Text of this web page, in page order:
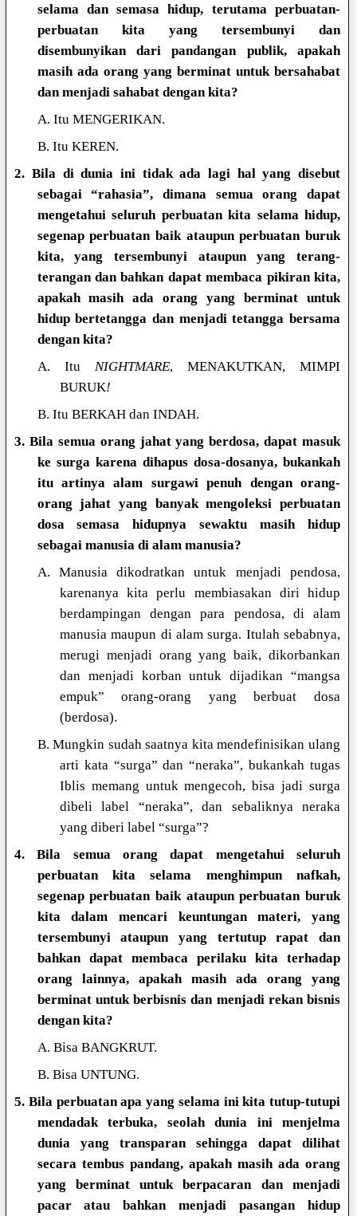
selama dan semasa hidup, terutama perbuatan-
perbuatan kita yang tersembunyi dan
disembunyikan dari pandangan publik, apakah
masih ada orang yang berminat untuk bersahabat
dan menjadi sahabat dengan kita?
A. Itu MENGERIKAN.
B. Itu KEREN.
2. Bila di dunia ini tidak ada lagi hal yang disebut
sebagai “rahasia”, dimana semua orang dapat
mengetahui seluruh perbuatan kita selama hidup,
segenap perbuatan baik ataupun perbuatan buruk
kita, yang tersembunyi ataupun yang terang-
terangan dan bahkan dapat membaca pikiran kita,
apakah masih ada orang yang berminat untuk
hidup bertetangga dan menjadi tetangga bersama
dengan kita?
A. Itu NIGHTMARE, MENAKUTKAN, MIMPI
BURUK!
B. Itu BERKAH dan INDAH.
3. Bila semua orang jahat yang berdosa, dapat masuk
ke surga karena dihapus dosa-dosanya, bukankah
itu artinya alam surgawi penuh dengan orang-
orang jahat yang banyak mengoleksi perbuatan
dosa semasa hidupnya sewaktu masih hidup
sebagai manusia di alam manusia?
A. Manusia dikodratkan untuk menjadi pendosa,
karenanya kita perlu membiasakan diri hidup
berdampingan dengan para pendosa, di alam
manusia maupun di alam surga. Itulah sebabnya,
merugi menjadi orang yang baik, dikorbankan
dan menjadi korban untuk dijadikan “mangsa
empuk” orang-orang yang berbuat dosa
(berdosa).
B. Mungkin sudah saatnya kita mendefinisikan ulang
arti kata “surga” dan “neraka”, bukankah tugas
Iblis memang untuk mengecoh, bisa jadi surga
dibeli label “neraka”, dan sebaliknya neraka
yang diberi label “surga”?
4. Bila semua orang dapat mengetahui seluruh
perbuatan kita selama menghimpun nafkah,
segenap perbuatan baik ataupun perbuatan buruk
kita dalam mencari keuntungan materi, yang
tersembunyi ataupun yang tertutup rapat dan
bahkan dapat membaca perilaku kita terhadap
orang lainnya, apakah masih ada orang yang
berminat untuk berbisnis dan menjadi rekan bisnis
dengan kita?
A. Bisa BANGKRUT.
B. Bisa UNTUNG.
5. Bila perbuatan apa yang selama ini kita tutup-tutupi
mendadak terbuka, seolah dunia ini menjelma
dunia yang transparan sehingga dapat dilihat
secara tembus pandang, apakah masih ada orang
yang berminat untuk berpacaran dan menjadi
pacar atau bahkan menjadi pasangan hidup